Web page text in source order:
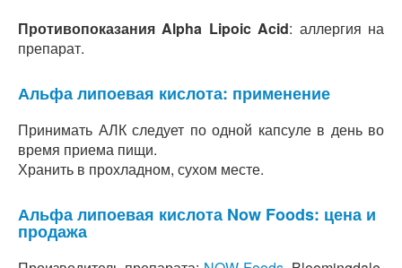
Противопоказания Alpha Lipoic Acid: аллергия на
препарат.
Альфа липоевая кислота: применение
Принимать АЛК следует по одной капсуле в день во
время приема пищи.
Хранить в прохладном, сухом месте.
Альфа липоевая кислота Now Foods: цена и
продажа